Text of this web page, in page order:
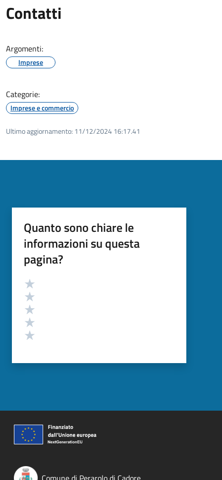
Contatti
Argomenti:
Imprese
Categorie:
Imprese e commercio
Ultimo aggiornamento: 11/12/2024 16:17.41
Quanto sono chiare le
informazioni su questa
pagina?
Valutazione